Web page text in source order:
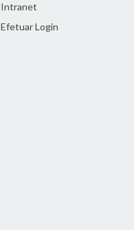
Intranet
Efetuar Login